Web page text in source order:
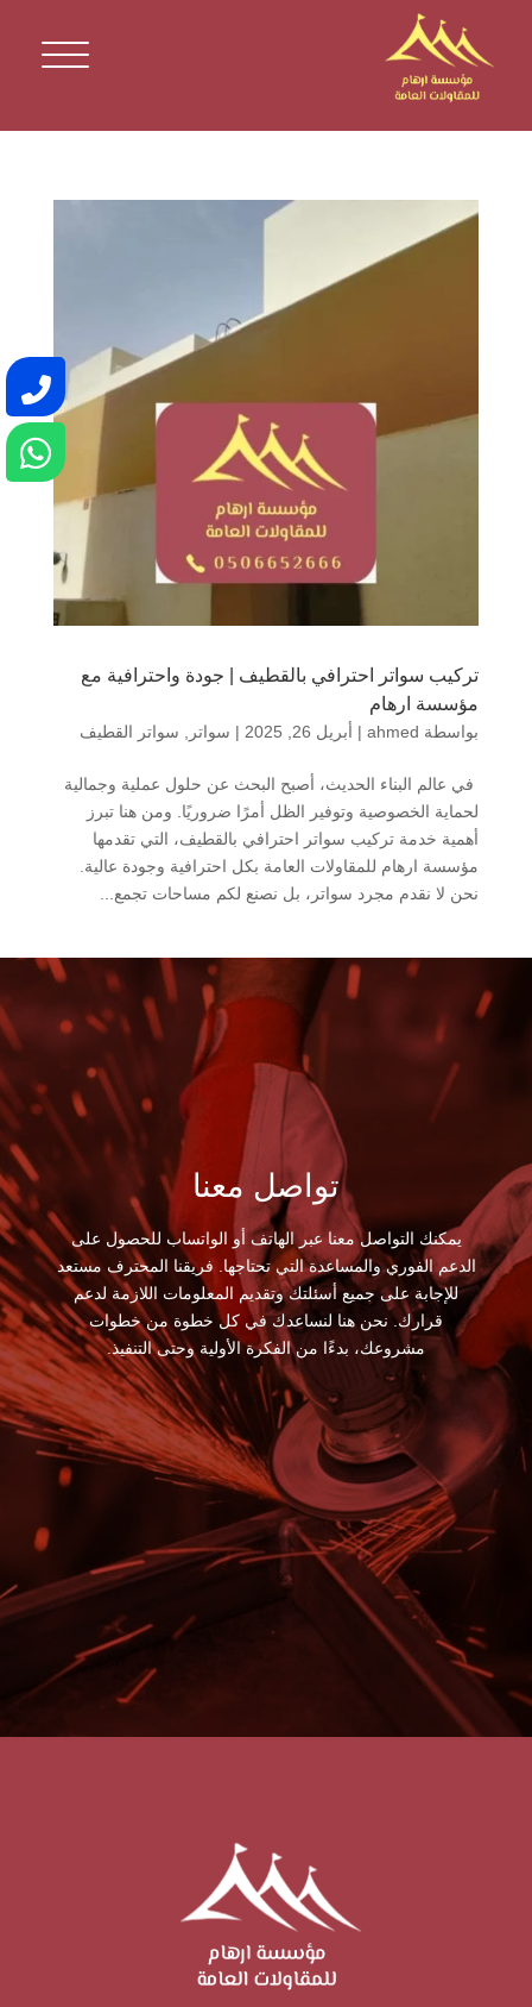
تركيب سواتر احترافي بالقطيف | جودة واحترافية مع
مؤسسة ارهام
بواسطة ahmed
| أبريل 26, 2025 | سواتر , سواتر القطيف
في عالم البناء الحديث، أصبح البحث عن حلول عملية وجمالية
لحماية الخصوصية وتوفير الظل أمرًا ضروريًا. ومن هنا تبرز
أهمية خدمة تركيب سواتر احترافي بالقطيف، التي تقدمها
مؤسسة ارهام للمقاولات العامة بكل احترافية وجودة عالية.
نحن لا نقدم مجرد سواتر، بل نصنع لكم مساحات تجمع...
تواصل معنا
يمكنك التواصل معنا عبر الهاتف أو الواتساب للحصول على
الدعم الفوري والمساعدة التي تحتاجها. فريقنا المحترف مستعد
للإجابة على جميع أسئلتك وتقديم المعلومات اللازمة لدعم
قرارك. نحن هنا لنساعدك في كل خطوة من خطوات
مشروعك، بدءًا من الفكرة الأولية وحتى التنفيذ.